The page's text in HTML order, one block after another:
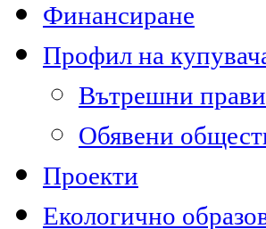
Финансиране
Профил на
Вътрешни
Обявени
Проекти
Екологично